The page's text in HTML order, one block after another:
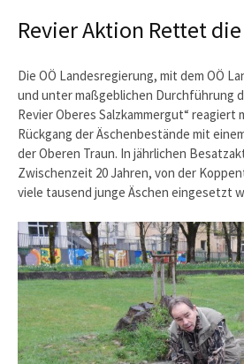
Revier Aktion Rettet
Die OÖ Landesregierung, mit dem OÖ
und unter maßgeblichen Durchführung
Revier Oberes Salzkammergut“ reagiert
Rückgang der Äschenbestände mit
der Oberen Traun. In jährlichen
Zwischenzeit 20 Jahren, von der
viele tausend junge Äschen eingesetzt